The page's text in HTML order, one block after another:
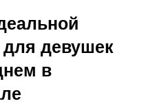
девушек
в